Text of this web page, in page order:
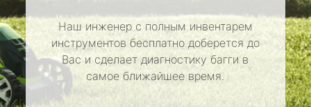
Наш инженер с полным инвентарем
инструментов бесплатно доберется до
Вас и сделает диагностику багги в
самое ближайшее время.